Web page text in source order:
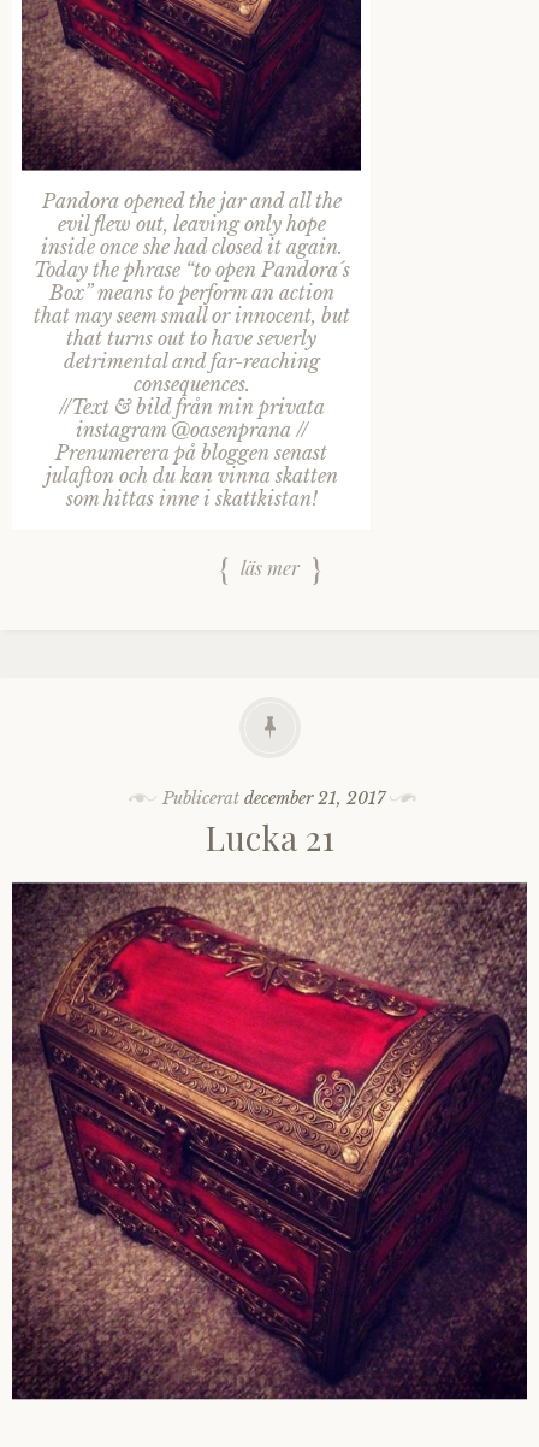
Pandora opened the jar and all the
evil flew out, leaving only hope
inside once she had closed it again.
Today the phrase “to open Pandora´s
Box” means to perform an action
that may seem small or innocent, but
that turns out to have severly
detrimental and far-reaching
consequences.
//Text & bild från min privata
instagram @oasenprana //
Prenumerera på bloggen senast
julafton och du kan vinna skatten
som hittas inne i skattkistan!
läs mer
Publicerat december 21, 2017
Lucka 21